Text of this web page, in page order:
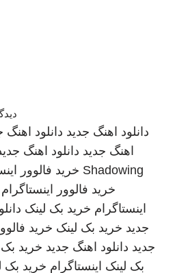
دانلود اهنگ جدید دانلود اهنگ
اهنگ جدید دانلود اهنگ
Shadowing خرید فالوور
خرید فالوور اینستاگرام
اینستاگرام خرید بک لینک
جدید خرید بک لینک خرید
جدید دانلود اهنگ جدید خرید بک
بک لینک اینستاگرام خرید بک